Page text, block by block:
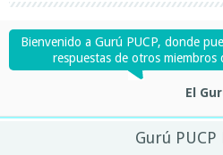
Bienvenido a Gurú PUCP, donde
respuestas de otros miembros
El
Gurú PUCP